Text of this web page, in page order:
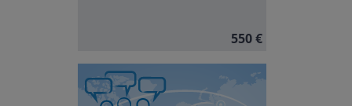
550 €